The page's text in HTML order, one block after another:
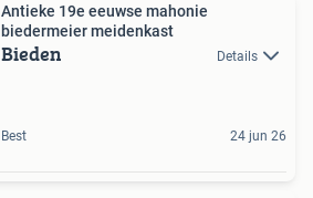
Antieke 19e eeuwse mahonie
biedermeier meidenkast
Bieden Details
Best 24 jun 26